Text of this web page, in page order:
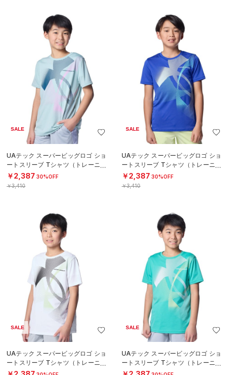
SALE
UAテック スーパービッグロゴ ショ
ートスリーブ Tシャツ（トレーニン
グ/BOYS）
￥2,387 30%OFF
￥3,410
SALE
UAテック スーパービッグロゴ ショ
ートスリーブ Tシャツ（トレーニン
グ/BOYS）
￥2,387 30%OFF
￥3,410
SALE
UAテック スーパービッグロゴ ショ
ートスリーブ Tシャツ（トレーニン
グ/BOYS）
SALE
UAテック スーパービッグロゴ ショ
ートスリーブ Tシャツ（トレーニン
グ/BOYS）